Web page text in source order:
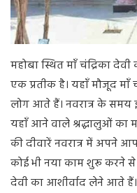
महोबा स्थित माँ चंद्रिका देवी
एक प्रतीक है। यहाँ मौजूद माँ
लोग आते हैं। नवरात्र के समय
यहाँ आने वाले श्रद्धालुओं का
की दीवारें नवरात्र में अपने
कोई भी नया काम शुरू करने
देवी का आशीर्वाद लेने आते हैं।